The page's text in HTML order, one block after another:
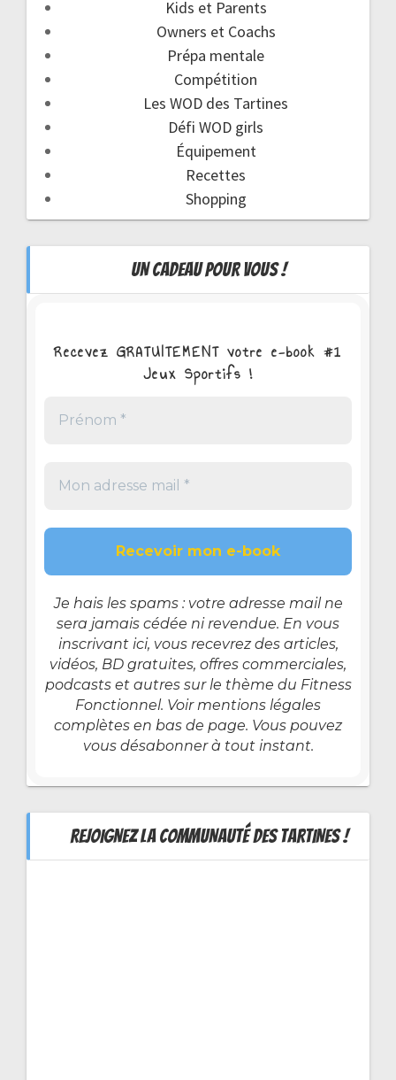
Kids et Parents
Owners et Coachs
Prépa mentale
Compétition
Les WOD des Tartines
Défi WOD girls
Équipement
Recettes
Shopping
UN CADEAU POUR VOUS !
Recevez GRATUITEMENT votre e-book #1
Jeux Sportifs !
Je hais les spams : votre adresse mail ne
sera jamais cédée ni revendue. En vous
inscrivant ici, vous recevrez des articles,
vidéos, BD gratuites, offres commerciales,
podcasts et autres sur le thème du Fitness
Fonctionnel. Voir mentions légales
complètes en bas de page. Vous pouvez
vous désabonner à tout instant.
REJOIGNEZ LA COMMUNAUTÉ DES TARTINES !